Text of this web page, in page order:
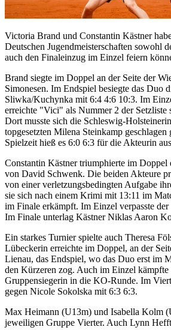
Victoria Brand und Constantin Kästner
Deutschen Jugendmeisterschaften sowohl
auch den Finaleinzug im Einzel feiern
Brand siegte im Doppel an der Seite der
Simonesen. Im Endspiel besiegte das Duo
Sliwka/Kuchynka mit 6:4 4:6 10:3. Im
erreichte "Vici" als Nummer 2 der Setzliste
Dort musste sich die Schleswig-
topgesetzten Milena Steinkamp
Spielzeit hieß es 6:0 6:3 für die Akteurin
Constantin Kästner triumphierte im Doppel
von David Schwenk. Die beiden Akteure
von einer verletzungsbedingten Aufgabe
sie sich nach einem Krimi mit 13:11 im
im Finale erkämpft. Im Einzel verpasste
Im Finale unterlag Kästner Niklas Aaron
Ein starkes Turnier spielte auch Theresa
Lübeckerin erreichte im Doppel, an der
Lienau, das Endspiel, wo das Duo erst im
den Kürzeren zog. Auch im Einzel kämpfte
Gruppensiegerin in die KO-Runde. Im
gegen Nicole Sokolska mit 6:3 6:3.
Max Heimann (U13m) und Isabella Kolm
jeweiligen Gruppe Vierter. Auch Lynn